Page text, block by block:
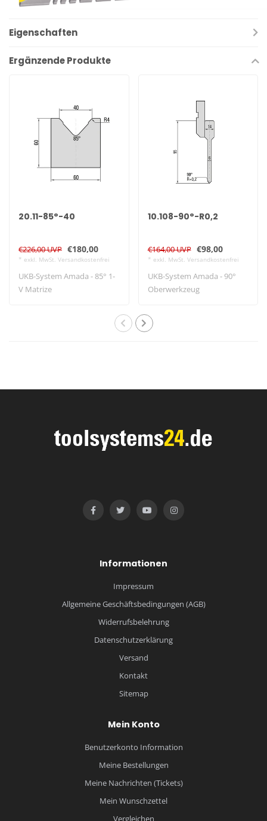
Eigenschaften
Ergänzende Produkte
20.11-85°-40
€226,00 UVP €180,00
* exkl. MwSt. Versandkostenfrei
UKB-System Amada - 85° 1-
V Matrize
10.108-90°-R0,2
€164,00 UVP €98,00
* exkl. MwSt. Versandkostenfrei
UKB-System Amada - 90°
Oberwerkzeug
Informationen
Impressum
Allgemeine Geschäftsbedingungen (AGB)
Widerrufsbelehrung
Datenschutzerklärung
Versand
Kontakt
Sitemap
Mein Konto
Benutzerkonto Information
Meine Bestellungen
Meine Nachrichten (Tickets)
Mein Wunschzettel
Vergleichen